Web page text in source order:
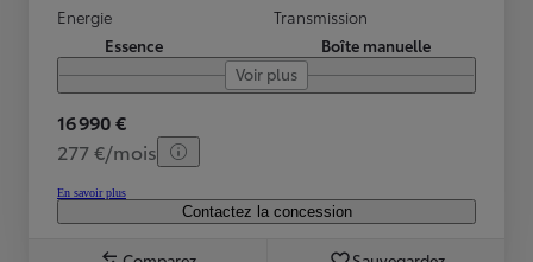
Energie
Essence
Transmission
Boîte manuelle
Voir plus
16 990 €
277 €/mois
En savoir plus
Contactez la concession